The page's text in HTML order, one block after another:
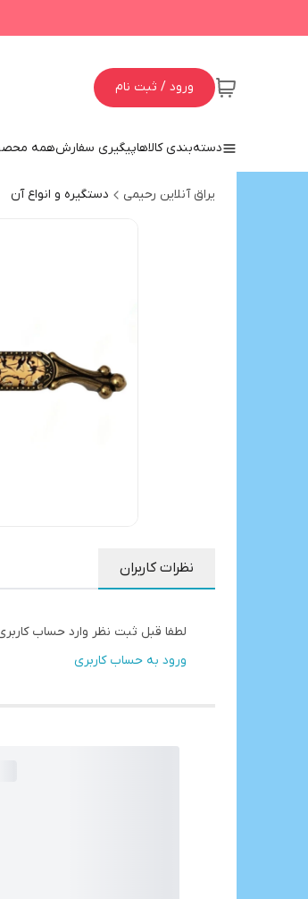
ورود / ثبت نام
دسته‌بندی کالاهاپیگیری سفارشهمه
یراق آنلاین رحیمی دستگیره و انواع آن
نظرات کاربران
لطفا قبل ثبت نظر وارد حساب
ورود به حساب کاربری